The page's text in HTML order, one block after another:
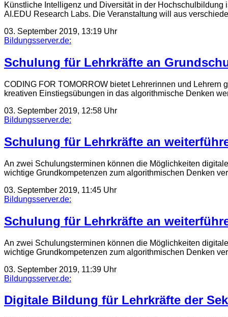
Künstliche Intelligenz und Diversität in der
AI.EDU Research Labs. Die Veranstaltung will aus
03. September 2019, 13:19 Uhr
Bildungsserver.de:
Schulung für Lehrkräfte an
CODING FOR TOMORROW bietet Lehrerinnen und
kreativen Einstiegsübungen in das algorithmische Denken
03. September 2019, 12:58 Uhr
Bildungsserver.de:
Schulung für Lehrkräfte an
An zwei Schulungsterminen können die Möglichkeiten
wichtige Grundkompetenzen zum algorithmischen Denken
03. September 2019, 11:45 Uhr
Bildungsserver.de:
Schulung für Lehrkräfte an
An zwei Schulungsterminen können die Möglichkeiten
wichtige Grundkompetenzen zum algorithmischen Denken
03. September 2019, 11:39 Uhr
Bildungsserver.de:
Digitale Bildung für Lehrkräfte der